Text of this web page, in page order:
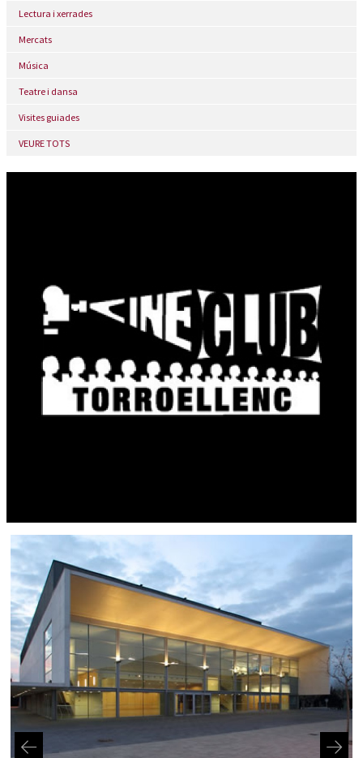
Lectura i xerrades
Mercats
Música
Teatre i dansa
Visites guiades
VEURE TOTS